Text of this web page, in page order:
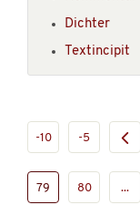
Dichter
Textincipit
-10 -5
79 80 ...